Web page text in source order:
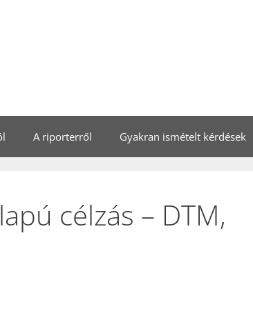
A riporterről Gyakran ismételt kérdések
célzás – DTM,